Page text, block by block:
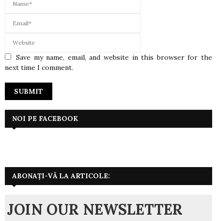
Save my name, email, and website in this browser for the
next time I comment.
NOI PE FACEBOOK
ABONAȚI-VĂ LA ARTICOLE:
JOIN OUR NEWSLETTER